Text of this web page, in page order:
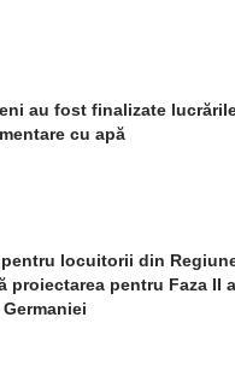
au fost finalizate
cu apă
locuitorii din
proiectarea pentru Faza II a